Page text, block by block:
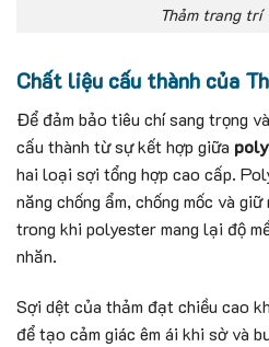
Thảm trang trí
Chất liệu cấu thành của
Để đảm bảo tiêu chí sang trọng
cấu thành từ sự kết hợp giữa
hai loại sợi tổng hợp cao cấp.
năng chống ẩm, chống mốc và
trong khi polyester mang lại độ
nhăn.
Sợi dệt của thảm đạt chiều cao
để tạo cảm giác êm ái khi sờ và